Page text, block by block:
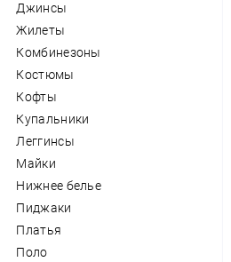
Джинсы
Жилеты
Комбинезоны
Костюмы
Кофты
Купальники
Леггинсы
Майки
Нижнее белье
Пиджаки
Платья
Поло